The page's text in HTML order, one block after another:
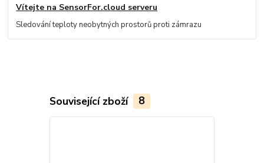
Vítejte na SensorFor.cloud serveru
Sledování teploty neobytných prostorů proti zámrazu
Související zboží 8